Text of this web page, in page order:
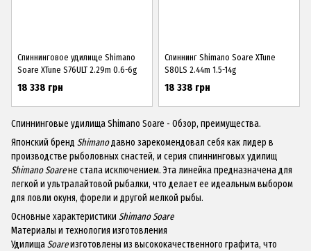
Спиннинговое удилище Shimano
Soare XTune S76ULT 2.29m 0.6-6g
18 338 грн
Спиннинг Shimano Soare XTune
S80LS 2.44m 1.5-14g
18 338 грн
Спиннинговые удилища Shimano Soare - Обзор, преимущества.
Японский бренд Shimanoдавно зарекомендовал себя как лидер в
производстве рыболовных снастей, и серия спиннинговых удилищ
Shimano Soareне стала исключением. Эта линейка предназначена для
легкой и ультралайтовой рыбалки, что делает ее идеальным выбором
для ловли окуня, форели и другой мелкой рыбы.
Основные характеристики Shimano Soare
Материалы и технология изготовления
УдилищаSoareизготовлены из высококачественного графита, что